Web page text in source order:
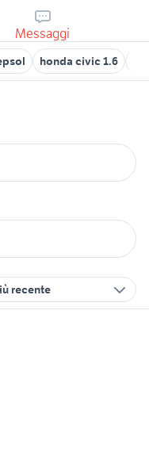
Messaggi
honda civic 1.6
recente